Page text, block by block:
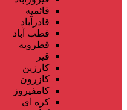
قائمیه
قادرآباد
قطب آباد
قطرویه
قیر
کارزین
کازرون
کامفیروز
کره ای